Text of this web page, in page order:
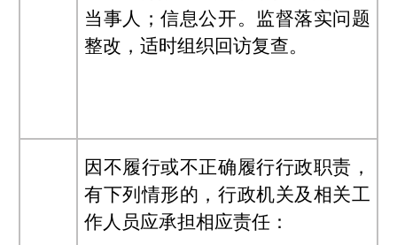
当事人；信息公开。监督落实问题
整改，适时组织回访复查。
因不履行或不正确履行行政职责，
有下列情形的，行政机关及相关工
作人员应承担相应责任：